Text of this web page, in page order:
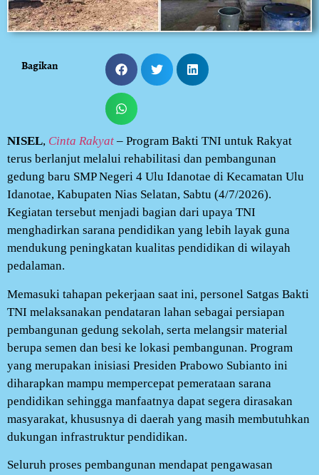
Bagikan
NISEL, Cinta Rakyat – Program Bakti TNI untuk Rakyat
terus berlanjut melalui rehabilitasi dan pembangunan
gedung baru SMP Negeri 4 Ulu Idanotae di Kecamatan Ulu
Idanotae, Kabupaten Nias Selatan, Sabtu (4/7/2026).
Kegiatan tersebut menjadi bagian dari upaya TNI
menghadirkan sarana pendidikan yang lebih layak guna
mendukung peningkatan kualitas pendidikan di wilayah
pedalaman.
Memasuki tahapan pekerjaan saat ini, personel Satgas Bakti
TNI melaksanakan pendataran lahan sebagai persiapan
pembangunan gedung sekolah, serta melangsir material
berupa semen dan besi ke lokasi pembangunan. Program
yang merupakan inisiasi Presiden Prabowo Subianto ini
diharapkan mampu mempercepat pemerataan sarana
pendidikan sehingga manfaatnya dapat segera dirasakan
masyarakat, khususnya di daerah yang masih membutuhkan
dukungan infrastruktur pendidikan.
Seluruh proses pembangunan mendapat pengawasan